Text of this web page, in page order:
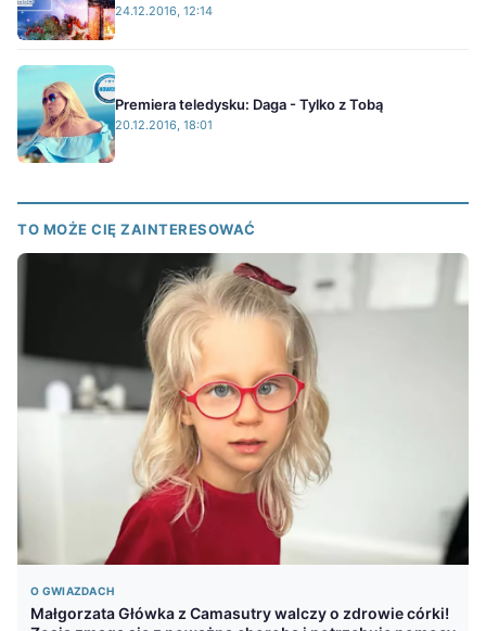
24.12.2016, 12:14
Premiera teledysku: Daga - Tylko z Tobą
20.12.2016, 18:01
TO MOŻE CIĘ ZAINTERESOWAĆ
O GWIAZDACH
Małgorzata Główka z Camasutry walczy o zdrowie córki!